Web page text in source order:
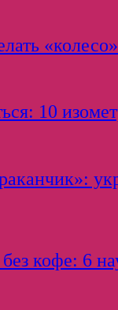
10
без кофе: 6